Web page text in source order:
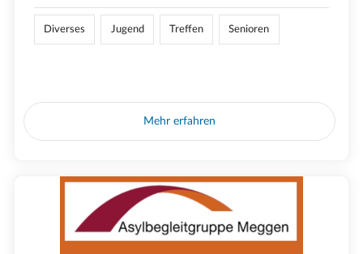
Diverses Jugend Treffen Senioren
Mehr erfahren